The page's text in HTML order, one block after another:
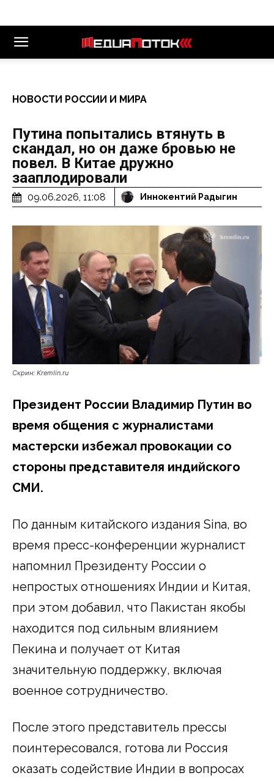
НОВОСТИ РОССИИ И МИРА
Путина попытались втянуть в
скандал, но он даже бровью не
повел. В Китае дружно
зааплодировали
09.06.2026, 11:08 Иннокентий Радыгин
Скрин: Kremlin.ru
Президент России Владимир Путин во
время общения с журналистами
мастерски избежал провокации со
стороны представителя индийского
СМИ.
По данным китайского издания Sina, во
время пресс-конференции журналист
напомнил Президенту России о
непростых отношениях Индии и Китая,
при этом добавил, что Пакистан якобы
находится под сильным влиянием
Пекина и получает от Китая
значительную поддержку, включая
военное сотрудничество.
После этого представитель прессы
поинтересовался, готова ли Россия
оказать содействие Индии в вопросах